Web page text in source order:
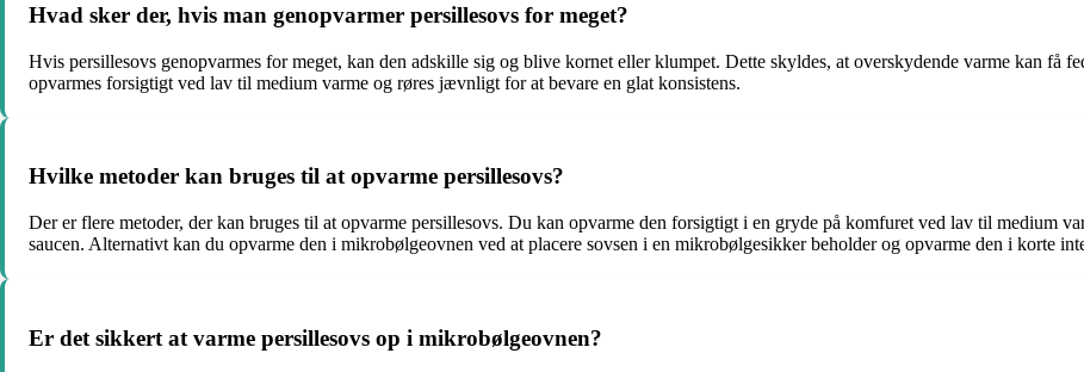
Hvad sker der, hvis man genopvarmer persillesovs for meget?
Hvis persillesovs genopvarmes for meget, kan den adskille sig og blive kornet eller klumpet. Dette skyldes, at overskydende varme kan få
opvarmes forsigtigt ved lav til medium varme og røres jævnligt for at bevare en glat konsistens.
Hvilke metoder kan bruges til at opvarme persillesovs?
Der er flere metoder, der kan bruges til at opvarme persillesovs. Du kan opvarme den forsigtigt i en gryde på komfuret ved lav til medium
saucen. Alternativt kan du opvarme den i mikrobølgeovnen ved at placere sovsen i en mikrobølgesikker beholder og opvarme den i korte
Er det sikkert at varme persillesovs op i mikrobølgeovnen?